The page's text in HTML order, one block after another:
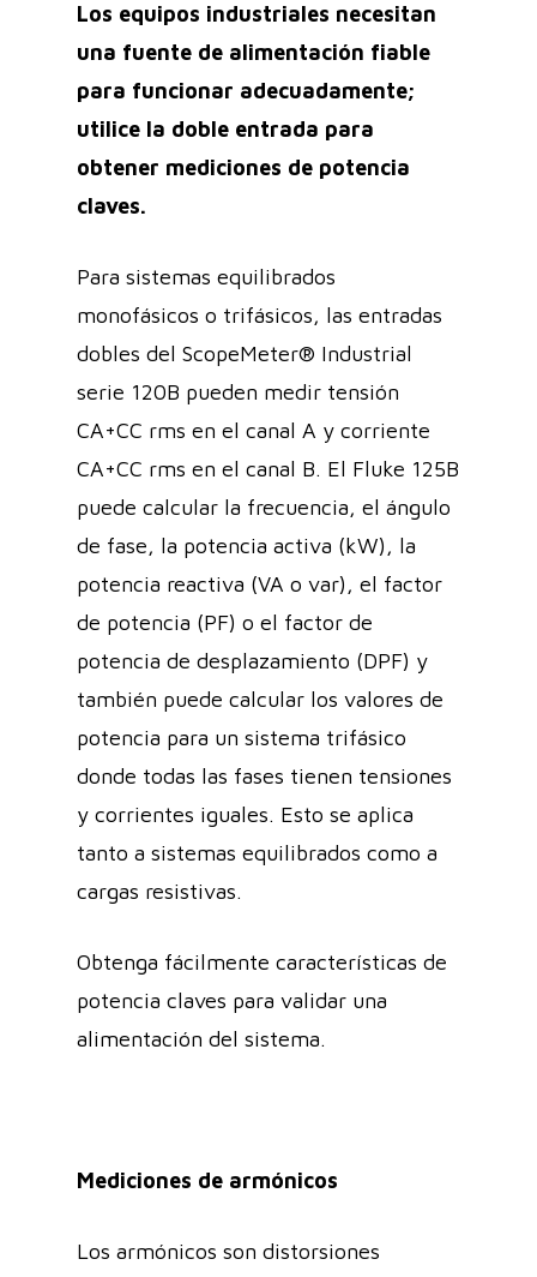
Los equipos industriales necesitan
una fuente de alimentación fiable
para funcionar adecuadamente;
utilice la doble entrada para
obtener mediciones de potencia
claves.
Para sistemas equilibrados
monofásicos o trifásicos, las entradas
dobles del ScopeMeter® Industrial
serie 120B pueden medir tensión
CA+CC rms en el canal A y corriente
CA+CC rms en el canal B. El Fluke 125B
puede calcular la frecuencia, el ángulo
de fase, la potencia activa (kW), la
potencia reactiva (VA o var), el factor
de potencia (PF) o el factor de
potencia de desplazamiento (DPF) y
también puede calcular los valores de
potencia para un sistema trifásico
donde todas las fases tienen tensiones
y corrientes iguales. Esto se aplica
tanto a sistemas equilibrados como a
cargas resistivas.
Obtenga fácilmente características de
potencia claves para validar una
alimentación del sistema.
Mediciones de armónicos
Los armónicos son distorsiones